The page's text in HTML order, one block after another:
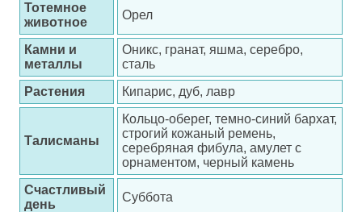
Тотемное
животное
Орел
Камни и
металлы
Оникс, гранат, яшма, серебро,
сталь
Растения
Кипарис, дуб, лавр
Талисманы
Кольцо-оберег, темно-синий бархат,
строгий кожаный ремень,
серебряная фибула, амулет с
орнаментом, черный камень
Счастливый
день
Суббота